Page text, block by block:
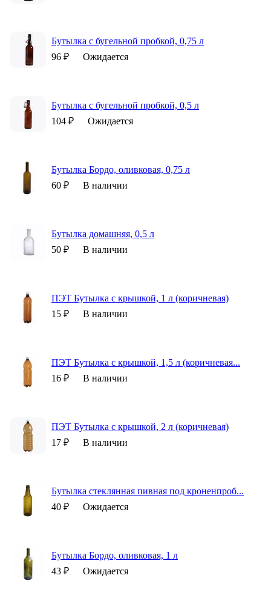
Бутылка с бугельной пробкой, 0,75 л
96 ₽
Ожидается
Бутылка с бугельной пробкой, 0,5 л
104 ₽
Ожидается
Бутылка Бордо, оливковая, 0,75 л
60 ₽
В наличии
Бутылка домашняя, 0,5 л
50 ₽
В наличии
ПЭТ Бутылка с крышкой, 1 л (коричневая)
15 ₽
В наличии
ПЭТ Бутылка с крышкой, 1,5 л (коричневая...
16 ₽
В наличии
ПЭТ Бутылка с крышкой, 2 л (коричневая)
17 ₽
В наличии
Бутылка стеклянная пивная под кроненпроб...
40 ₽
Ожидается
Бутылка Бордо, оливковая, 1 л
43 ₽
Ожидается